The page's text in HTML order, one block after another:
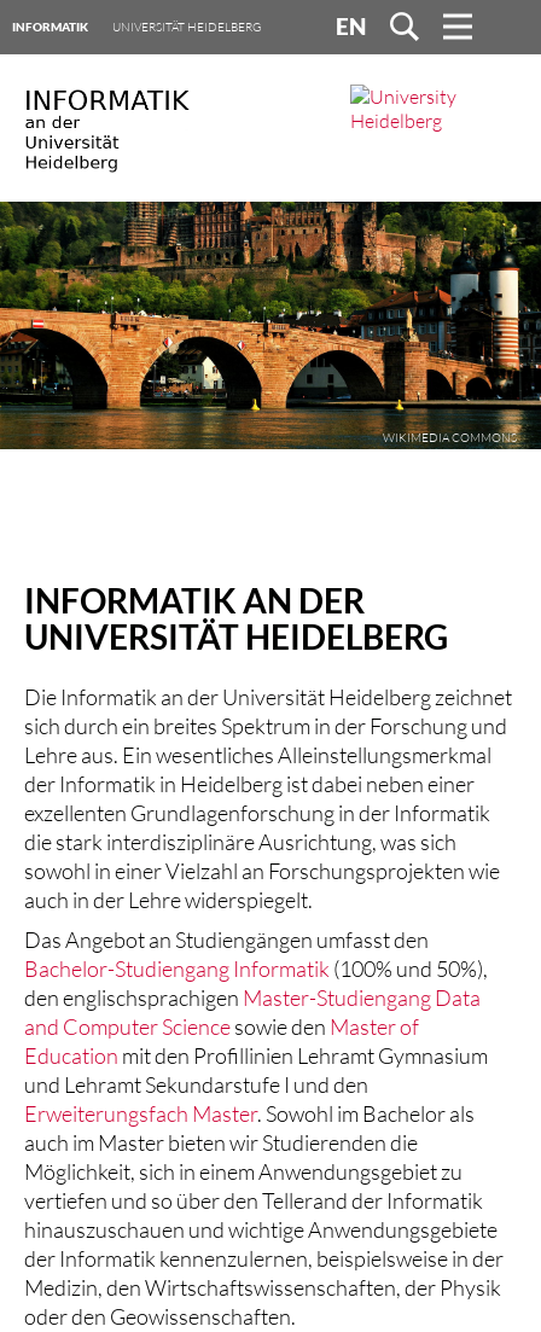
INFORMATIK UNIVERSITÄT HEIDELBERG EN
WIKIMEDIA COMMONS
INFORMATIK AN DER
UNIVERSITÄT HEIDELBERG
Die Informatik an der Universität Heidelberg zeichnet
sich durch ein breites Spektrum in der Forschung und
Lehre aus. Ein wesentliches Alleinstellungsmerkmal
der Informatik in Heidelberg ist dabei neben einer
exzellenten Grundlagenforschung in der Informatik
die stark interdisziplinäre Ausrichtung, was sich
sowohl in einer Vielzahl an Forschungsprojekten wie
auch in der Lehre widerspiegelt.
Das Angebot an Studiengängen umfasst den
Bachelor-Studiengang Informatik(100% und 50%),
den englischsprachigen Master-Studiengang Data
and Computer Sciencesowie den Master of
Education mit den Profillinien Lehramt Gymnasium
und Lehramt Sekundarstufe I und den
Erweiterungsfach Master. Sowohl im Bachelor als
auch im Master bieten wir Studierenden die
Möglichkeit, sich in einem Anwendungsgebiet zu
vertiefen und so über den Tellerand der Informatik
hinauszuschauen und wichtige Anwendungsgebiete
der Informatik kennenzulernen, beispielsweise in der
Medizin, den Wirtschaftswissenschaften, der Physik
oder den Geowissenschaften.